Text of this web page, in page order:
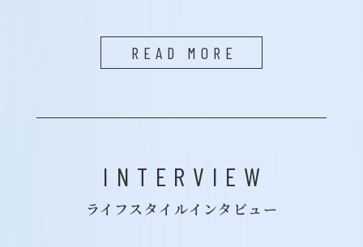
READ MORE
INTERVIEW
ライフスタイルインタビュー